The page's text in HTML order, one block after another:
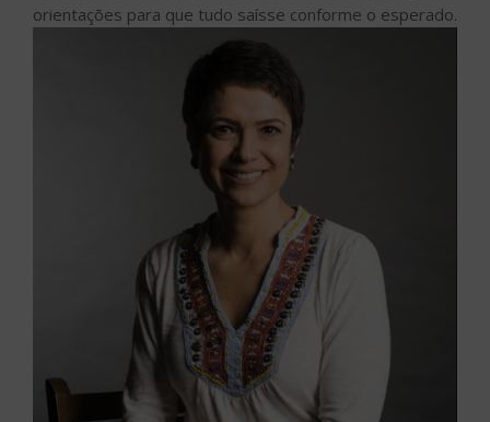
orientações para que tudo saísse conforme o esperado.